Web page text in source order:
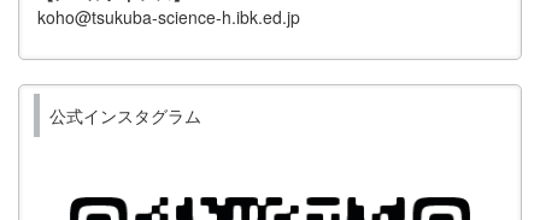
koho@tsukuba-science-h.ibk.ed.jp
公式インスタグラム